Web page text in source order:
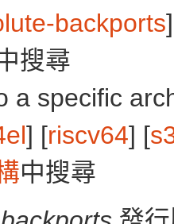
backports
搜尋
a specific
] [riscv64] [
中搜尋